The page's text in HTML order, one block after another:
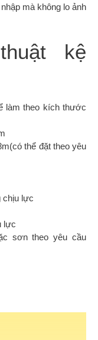
mà không lo ảnh
kệ
làm theo kích thước
thể đặt theo yêu
chịu lực
lực
sơn theo yêu cầu